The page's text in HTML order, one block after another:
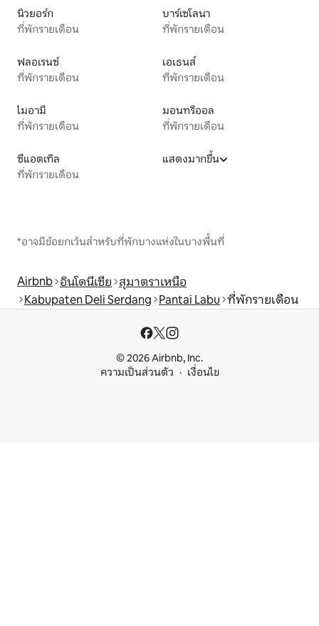
นิวยอร์ก
ที่พักรายเดือน
บาร์เซโลนา
ที่พักรายเดือน
ฟลอเรนซ์
ที่พักรายเดือน
เอเธนส์
ที่พักรายเดือน
ไมอามี
ที่พักรายเดือน
มอนทรีออล
ที่พักรายเดือน
ซีแอตเทิล
ที่พักรายเดือน
แสดงมากขึ้น
*อาจมีข้อยกเว้นสำหรับที่พักบางแห่งในบางพื้นที่
Airbnb อินโดนีเซีย สุมาตราเหนือ
Kabupaten Deli Serdang Pantai Labu ที่พักรายเดือน
© 2026 Airbnb, Inc.
ความเป็นส่วนตัว
เงื่อนไข